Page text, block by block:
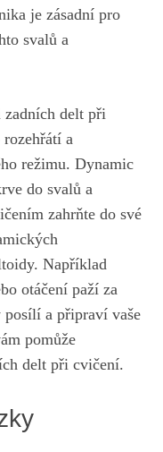
je zásadní pro
svalů a
delt při
a
režimu. Dynamic
do svalů a
zahrňte do své
Například
otáčení paží za
a připraví vaše
pomůže
delt při cvičení.